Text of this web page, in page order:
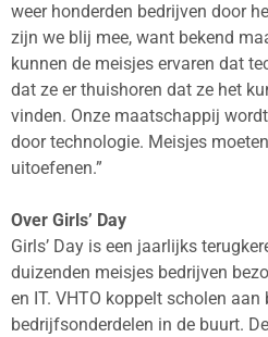
weer honderden bedrijven door
zijn we blij mee, want bekend
kunnen de meisjes ervaren dat
dat ze er thuishoren dat ze het
vinden. Onze maatschappij
door technologie. Meisjes
uitoefenen.”
Over Girls’ Day
Girls’ Day is een jaarlijks
duizenden meisjes bedrijven
en IT. VHTO koppelt scholen aan
bedrijfsonderdelen in de buurt.